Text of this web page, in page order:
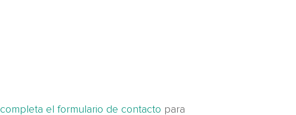
completa el formulario de contacto para